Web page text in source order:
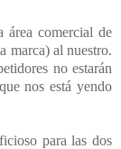
área comercial de
marca) al nuestro.
no estarán
nos está yendo
para las dos